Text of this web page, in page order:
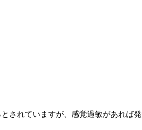
れていますが、感覚過敏があれば